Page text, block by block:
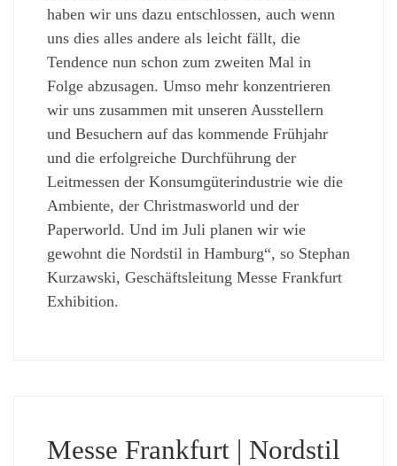
haben wir uns dazu entschlossen, auch wenn
uns dies alles andere als leicht fällt, die
Tendence nun schon zum zweiten Mal in
Folge abzusagen. Umso mehr konzentrieren
wir uns zusammen mit unseren Ausstellern
und Besuchern auf das kommende Frühjahr
und die erfolgreiche Durchführung der
Leitmessen der Konsumgüterindustrie wie die
Ambiente, der Christmasworld und der
Paperworld. Und im Juli planen wir wie
gewohnt die Nordstil in Hamburg“, so Stephan
Kurzawski, Geschäftsleitung Messe Frankfurt
Exhibition.
Messe Frankfurt | Nordstil